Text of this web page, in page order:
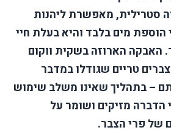
סטרילית, מאפשרת ליהנות
הוספת מים בלבד והיא בעלת חיי
האבקה הארוזה בשקית ווקום
300 גרם צברים טריים שגודלו במדבר
– בתהליך שאינו משלב שימוש
הדברה מזיקים ושומר על
של פרי הצבר.